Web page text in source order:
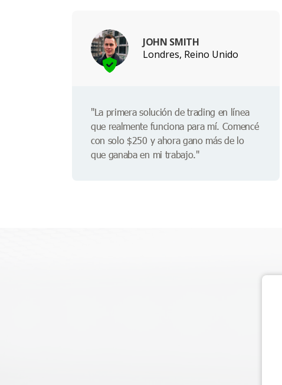
JOHN SMITH
Londres, Reino Unido
"La primera solución de trading en línea
que realmente funciona para mí. Comencé
con solo $250 y ahora gano más de lo
que ganaba en mi trabajo."